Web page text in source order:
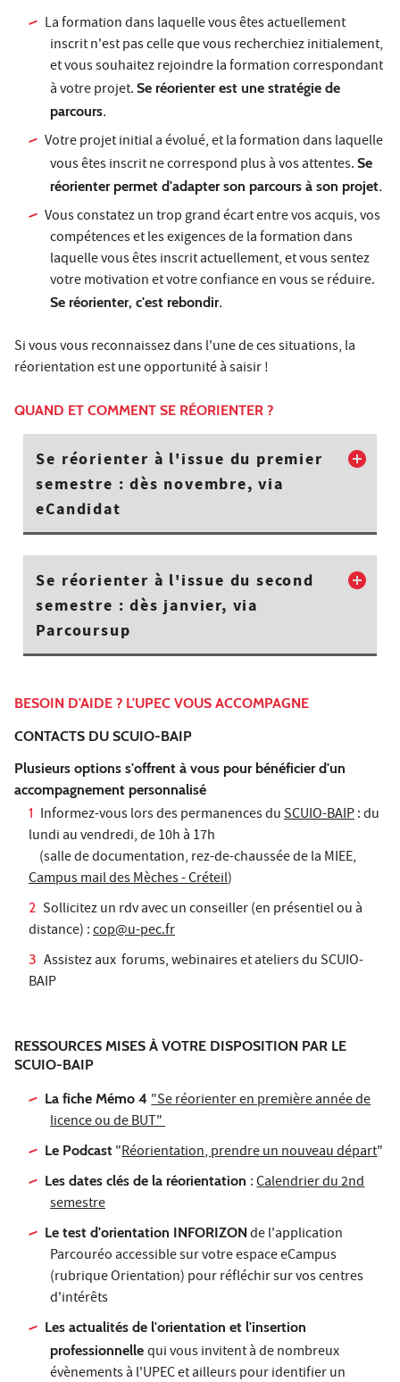
La formation dans laquelle vous êtes actuellement
inscrit n'est pas celle que vous recherchiez initialement,
et vous souhaitez rejoindre la formation correspondant
à votre projet. Se réorienter est une stratégie de
parcours.
Votre projet initial a évolué, et la formation dans laquelle
vous êtes inscrit ne correspond plus à vos attentes. Se
réorienter permet d'adapter son parcours à son projet.
Vous constatez un trop grand écart entre vos acquis, vos
compétences et les exigences de la formation dans
laquelle vous êtes inscrit actuellement, et vous sentez
votre motivation et votre confiance en vous se réduire.
Se réorienter, c'est rebondir.
Si vous vous reconnaissez dans l'une de ces situations, la
réorientation est une opportunité à saisir !
QUAND ET COMMENT SE RÉORIENTER ?
Se réorienter à l'issue du premier
semestre : dès novembre, via
eCandidat
Se réorienter à l'issue du second
semestre : dès janvier, via
Parcoursup
BESOIN D'AIDE ? L'UPEC VOUS ACCOMPAGNE
CONTACTS DU SCUIO-BAIP
Plusieurs options s'offrent à vous pour bénéficier d'un
accompagnement personnalisé
Informez-vous lors des permanences duSCUIO-BAIP: du
lundi au vendredi, de 10h à 17h
(salle de documentation, rez-de-chaussée de la MIEE,
Campus mail des Mèches - Créteil)
Sollicitez un rdv avec un conseiller (en présentiel ou à
distance) :cop@u-pec.fr
Assistez aux forums, webinaires et ateliers du SCUIO-
BAIP
RESSOURCES MISES À VOTRE DISPOSITION PAR LE
SCUIO-BAIP
La fiche Mémo 4 "Se réorienter en première année de
licence ou de BUT"
Le Podcast "Réorientation, prendre un nouveau départ"
Les dates clés de la réorientation :Calendrier du 2nd
semestre
Le test d'orientation INFORIZON de l'application
Parcouréo accessible sur votre espace eCampus
(rubrique Orientation) pour réfléchir sur vos centres
d'intérêts
Les actualités de l'orientation et l'insertion
professionnelle qui vous invitent à de nombreux
évènements à l'UPEC et ailleurs pour identifier un